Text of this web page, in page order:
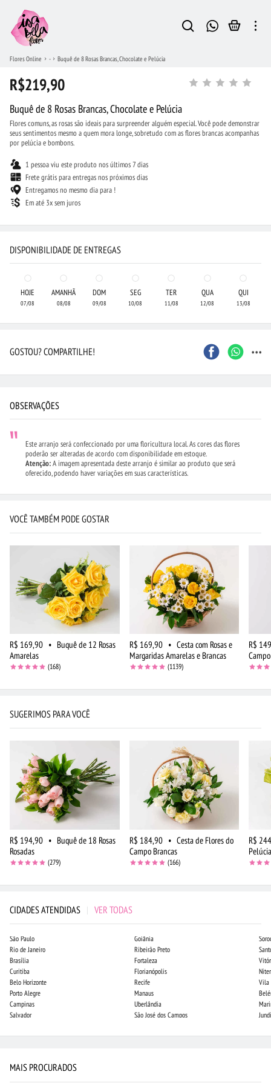
Flores Online - Buquê de 8 Rosas Brancas, Chocolate e Pelúcia
R$219,90
Buquê de 8 Rosas Brancas, Chocolate e Pelúcia
Flores comuns, as rosas são ideais para surpreender alguém especial. Você pode demonstrar
seus sentimentos mesmo a quem mora longe, sobretudo com as flores brancas acompanhas
por pelúcia e bombons.
1 pessoa viu este produto nos últimos 7 dias
Frete grátis para entregas nos próximos dias
Entregamos no mesmo dia para !
Em até 3x sem juros
DISPONIBILIDADE DE ENTREGAS
HOJE
07/08
AMANHÃ
08/08
DOM
09/08
SEG
10/08
TER
11/08
QUA
12/08
QUI
13/08
GOSTOU? COMPARTILHE! ...
OBSERVAÇÕES
Este arranjo será confeccionado por uma floricultura local. As cores das flores
poderão ser alteradas de acordo com disponibilidade em estoque.
Atenção:A imagem apresentada deste arranjo é similar ao produto que será
oferecido, podendo haver variações em suas características.
VOCÊ TAMBÉM PODE GOSTAR
R$ 169,90 • Buquê de 12 Rosas
Amarelas
(168)
R$ 169,90 • Cesta com Rosas e
Margaridas Amarelas e Brancas
(1139)
R$
SUGERIMOS PARA VOCÊ
R$ 194,90 • Buquê de 18 Rosas
Rosadas
(279)
R$ 184,90 • Cesta de Flores do
Campo Brancas
(166)
R$
CIDADES ATENDIDAS | VER TODAS
São Paulo
Rio de Janeiro
Brasília
Curitiba
Belo Horizonte
Porto Alegre
Campinas
Salvador
Goiânia
Ribeirão Preto
Fortaleza
Florianópolis
Recife
Manaus
Uberlândia
São José dos Campos
Vila
MAIS PROCURADOS